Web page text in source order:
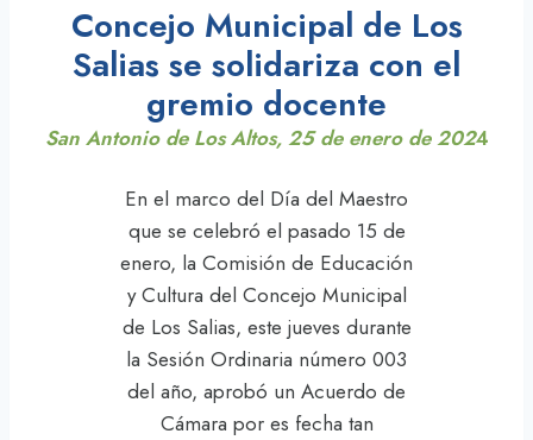
Concejo Municipal de Los
Salias se solidariza con el
gremio docente
San Antonio de Los Altos, 25 de enero de 2024
En el marco del Día del Maestro
que se celebró el pasado 15 de
enero, la Comisión de Educación
y Cultura del Concejo Municipal
de Los Salias, este jueves durante
la Sesión Ordinaria número 003
del año, aprobó un Acuerdo de
Cámara por es fecha tan